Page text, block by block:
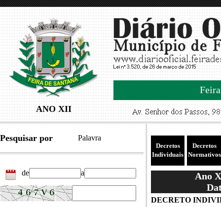
ANO XII
Pesquisar por Palavra
de a
Decretos
Individuais
Decretos
Normativos
Ano
DECRETO